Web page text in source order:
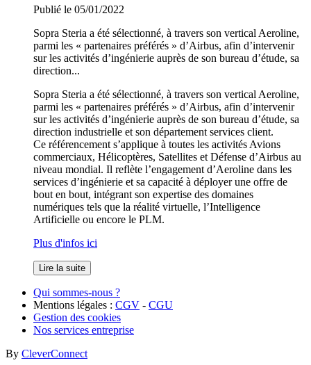
Publié le 05/01/2022
Sopra Steria a été sélectionné, à travers son vertical Aeroline,
parmi les « partenaires préférés » d’Airbus, afin d’intervenir
sur les activités d’ingénierie auprès de son bureau d’étude, sa
direction...
Sopra Steria a été sélectionné, à travers son vertical Aeroline,
parmi les « partenaires préférés » d’Airbus, afin d’intervenir
sur les activités d’ingénierie auprès de son bureau d’étude, sa
direction industrielle et son département services client.
Ce référencement s’applique à toutes les activités Avions
commerciaux, Hélicoptères, Satellites et Défense d’Airbus au
niveau mondial. Il reflète l’engagement d’Aeroline dans les
services d’ingénierie et sa capacité à déployer une offre de
bout en bout, intégrant son expertise des domaines
numériques tels que la réalité virtuelle, l’Intelligence
Artificielle ou encore le PLM.
Plus d'infos ici
Lire la suite
Qui sommes-nous ?
Mentions légales : CGV - CGU
Gestion des cookies
Nos services entreprise
By CleverConnect